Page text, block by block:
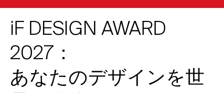
iF DESIGN AWARD
2027：
あなたのデザインを世